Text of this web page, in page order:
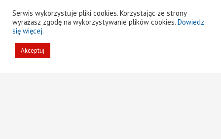
O TYM SIĘ MÓWI
Serwis wykorzystuje pliki cookies. Korzystając ze strony
wyrażasz zgodę na wykorzystywanie plików cookies. Dowiedz
się więcej.
Akceptuj